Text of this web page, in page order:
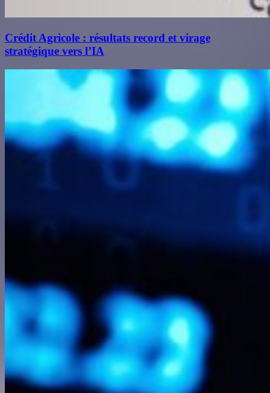
Crédit Agricole : résultats record et virage
stratégique vers l’IA